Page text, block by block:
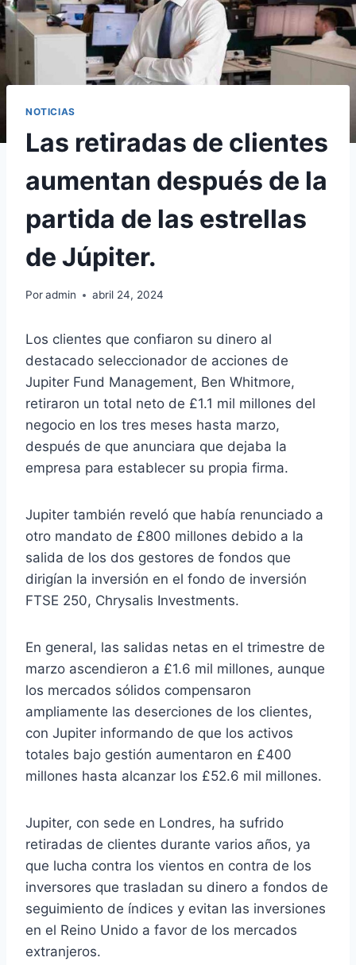
NOTICIAS
Las retiradas de clientes
aumentan después de la
partida de las estrellas
de Júpiter.
Poradmin abril 24, 2024
Los clientes que confiaron su dinero al
destacado seleccionador de acciones de
Jupiter Fund Management, Ben Whitmore,
retiraron un total neto de £1.1 mil millones del
negocio en los tres meses hasta marzo,
después de que anunciara que dejaba la
empresa para establecer su propia firma.
Jupiter también reveló que había renunciado a
otro mandato de £800 millones debido a la
salida de los dos gestores de fondos que
dirigían la inversión en el fondo de inversión
FTSE 250, Chrysalis Investments.
En general, las salidas netas en el trimestre de
marzo ascendieron a £1.6 mil millones, aunque
los mercados sólidos compensaron
ampliamente las deserciones de los clientes,
con Jupiter informando de que los activos
totales bajo gestión aumentaron en £400
millones hasta alcanzar los £52.6 mil millones.
Jupiter, con sede en Londres, ha sufrido
retiradas de clientes durante varios años, ya
que lucha contra los vientos en contra de los
inversores que trasladan su dinero a fondos de
seguimiento de índices y evitan las inversiones
en el Reino Unido a favor de los mercados
extranjeros.